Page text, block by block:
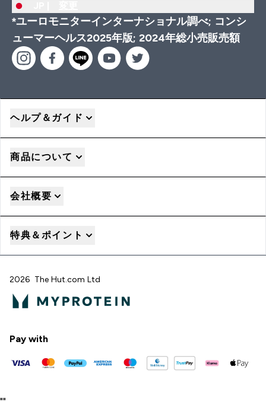
*ユーロモニターインターナショナル調べ; コンシ
ューマーヘルス2025年版; 2024年総小売販売額
ヘルプ＆ガイド
商品について
会社概要
特典＆ポイント
2026 The Hut.com Ltd
Pay with